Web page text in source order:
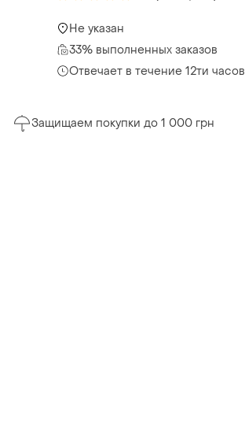
Не указан
33% выполненных заказов
Отвечает в течение 12ти часов
Защищаем покупки до 1 000 грн